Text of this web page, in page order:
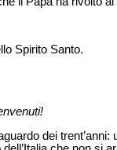
Spirito Santo.
dei